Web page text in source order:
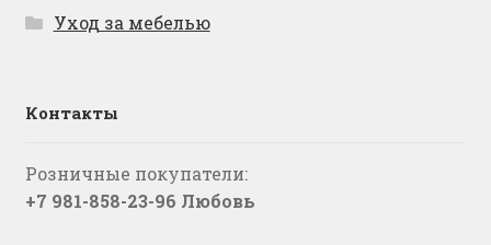
Уход за мебелью
Контакты
Розничные покупатели:
+7 981-858-23-96 Любовь